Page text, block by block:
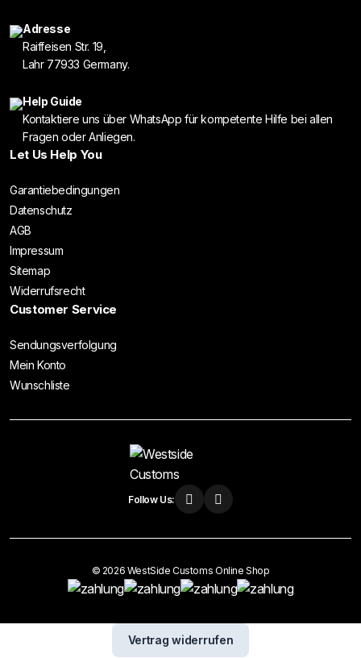
Adresse
Raiffeisen Str. 19,
Lahr 77933 Germany.
Help Guide
Kontaktiere uns über WhatsApp für kompetente Hilfe bei allen
Fragen oder Anliegen.
Let Us Help You
Garantiebedingungen
Datenschutz
AGB
Impressum
Sitemap
Widerrufsrecht
Customer Service
Sendungsverfolgung
Mein Konto
Wunschliste
Follow Us:
© 2026 WestSide Customs Online Shop
Vertrag widerrufen